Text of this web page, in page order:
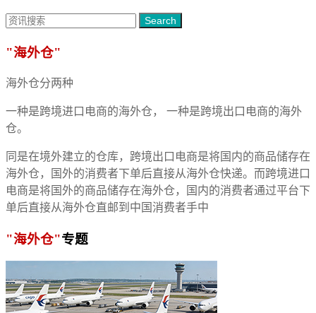
Search
"海外仓"
海外仓分两种
一种是跨境进口电商的海外仓， 一种是跨境出口电商的海外
仓。
同是在境外建立的仓库，跨境出口电商是将国内的商品储存在
海外仓，国外的消费者下单后直接从海外仓快递。而跨境进口
电商是将国外的商品储存在海外仓，国内的消费者通过平台下
单后直接从海外仓直邮到中国消费者手中
"海外仓"专题